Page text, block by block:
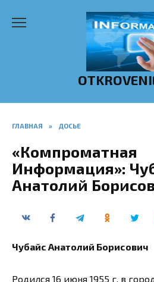
ГЛАВНАЯ » ДОСЬЕ
«Компроматная
Информация»:
Анатолий
Чубайс Анатолий Борисович
Родился 16 июня 1955 г. в